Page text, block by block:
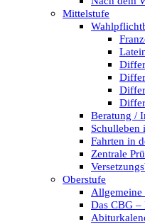
Mittelstufe
Beratung /
Schulleben
Fahrten in
Zentrale
Oberstufe
Allgemeine
Das CBG